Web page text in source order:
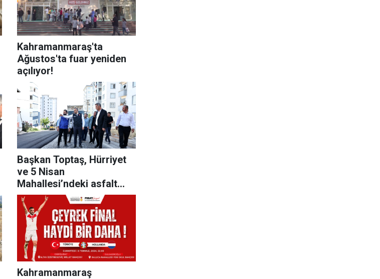
Kahramanmaraş'ta
Ağustos'ta fuar yeniden
açılıyor!
Başkan Toptaş, Hürriyet
ve 5 Nisan
Mahallesi’ndeki asfalt
çalışmalarını inceledi
Kahramanmaraş